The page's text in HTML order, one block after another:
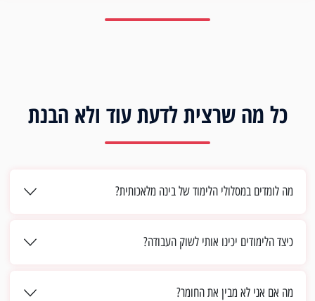
כל מה שרצית לדעת עוד ולא הבנת
מה לומדים במסלולי הלימוד של בינה מלאכותית?
כיצד הלימודים יכינו אותי לשוק העבודה?
מה אם אני לא מבין את החומר?